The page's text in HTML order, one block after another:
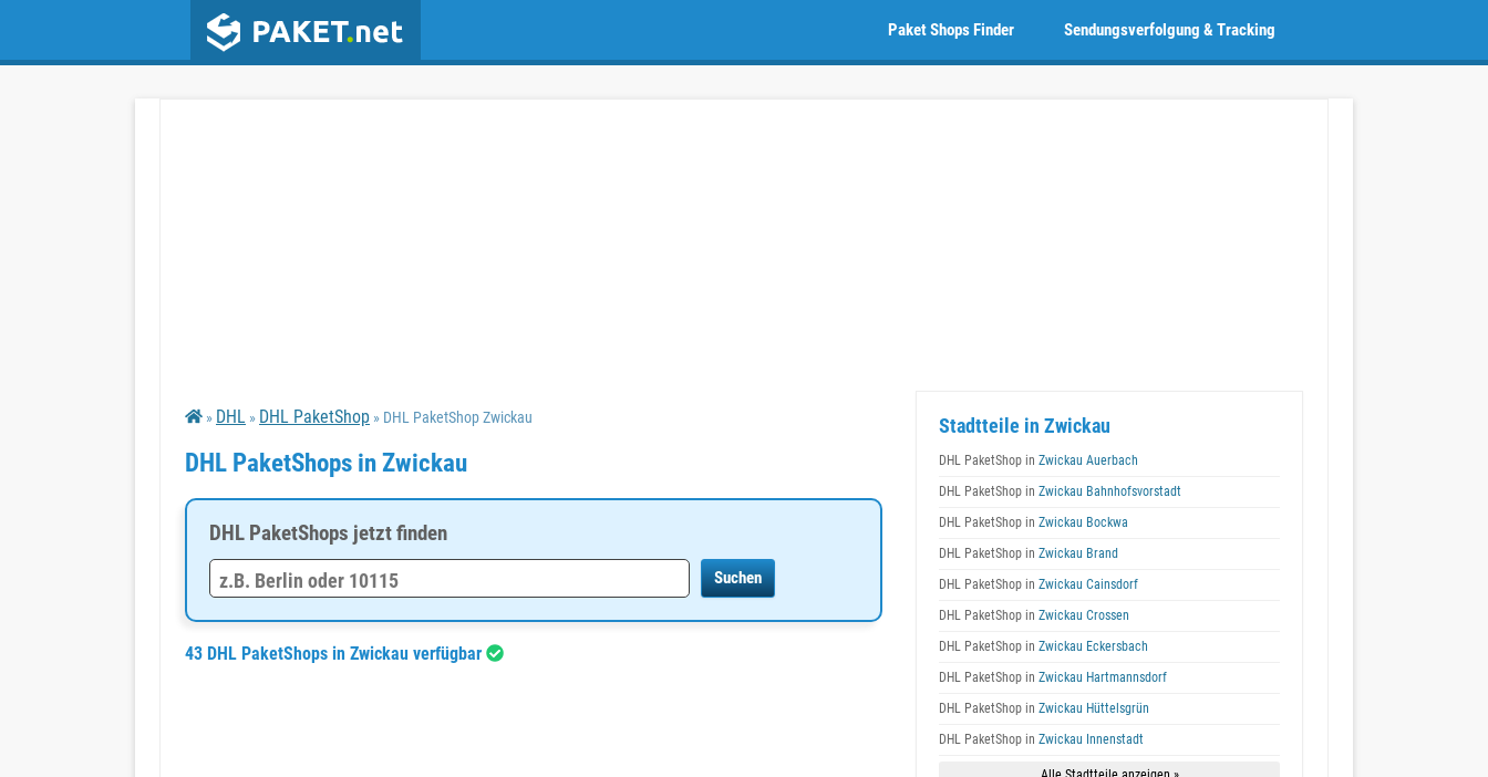
Sendungsverfolgung & Tracking
Paket Shops Finder
» DHL » DHL PaketShop » DHL PaketShop Zwickau
DHL PaketShops in Zwickau
DHL PaketShops jetzt finden
43 DHL PaketShops in Zwickau verfügbar
Stadtteile in Zwickau
DHL PaketShop in Zwickau Auerbach
DHL PaketShop in Zwickau Bahnhofsvorstadt
DHL PaketShop in Zwickau Bockwa
DHL PaketShop in Zwickau Brand
DHL PaketShop in Zwickau Cainsdorf
DHL PaketShop in Zwickau Crossen
DHL PaketShop in Zwickau Eckersbach
DHL PaketShop in Zwickau Hartmannsdorf
DHL PaketShop in Zwickau Hüttelsgrün
DHL PaketShop in Zwickau Innenstadt